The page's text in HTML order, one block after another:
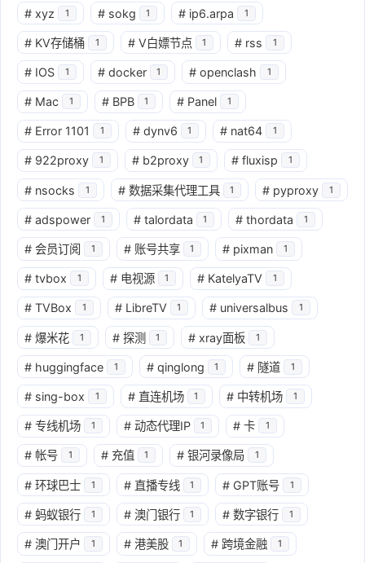
# xyz 1 # sokg 1 # ip6.arpa 1
# KV存储桶 1 # V白嫖节点 1 # rss 1
# IOS 1 # docker 1 # openclash 1
# Mac 1 # BPB 1 # Panel 1
# Error 1101 1 # dynv6 1 # nat64 1
# 922proxy 1 # b2proxy 1 # fluxisp 1
# nsocks 1 # 数据采集代理工具 1 # pyproxy 1
# adspower 1 # talordata 1 # thordata 1
# 会员订阅 1 # 账号共享 1 # pixman 1
# tvbox 1 # 电视源 1 # KatelyaTV 1
# TVBox 1 # LibreTV 1 # universalbus 1
# 爆米花 1 # 探测 1 # xray面板 1
# huggingface 1 # qinglong 1 # 隧道 1
# sing-box 1 # 直连机场 1 # 中转机场 1
# 专线机场 1 # 动态代理IP 1 # 卡 1
# 帐号 1 # 充值 1 # 银河录像局 1
# 环球巴士 1 # 直播专线 1 # GPT账号 1
# 蚂蚁银行 1 # 澳门银行 1 # 数字银行 1
# 澳门开户 1 # 港美股 1 # 跨境金融 1